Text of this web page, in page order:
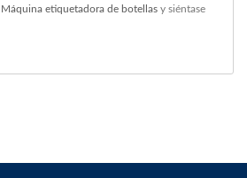
Máquina etiquetadora de botellas y siéntase